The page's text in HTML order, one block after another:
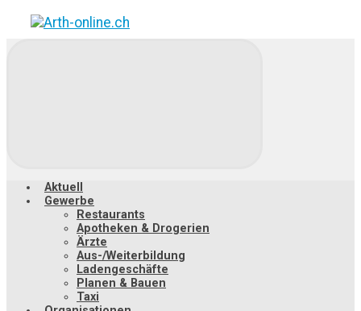
Zum
Hauptinhalt
Aktuell
Gewerbe
Restaurants
Apotheken & Drogerien
Ärzte
Aus-/Weiterbildung
Ladengeschäfte
Planen & Bauen
Taxi